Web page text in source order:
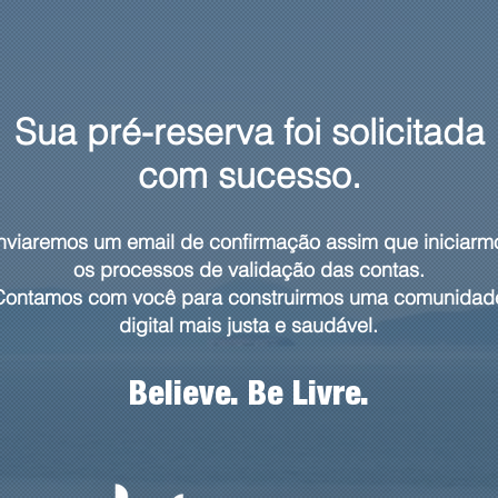
Sua pré-reserva foi solicitada
com sucesso.
um email de confirmação assim que
os processos de validação das contas.
com você para construirmos uma
digital mais justa e saudável.
Believe. Be Livre.